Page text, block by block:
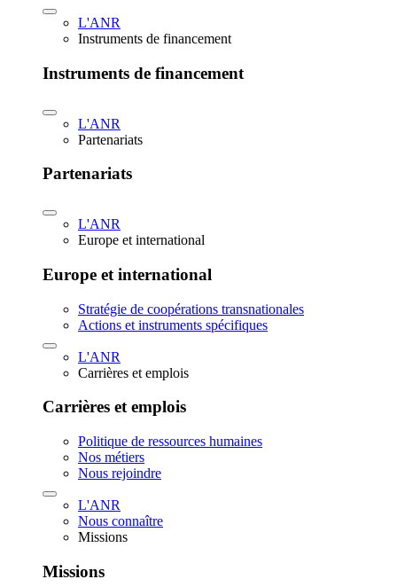
L'ANR
Instruments de financement
Instruments de financement
L'ANR
Partenariats
Partenariats
L'ANR
Europe et international
Europe et international
Stratégie de coopérations transnationales
Actions et instruments spécifiques
L'ANR
Carrières et emplois
Carrières et emplois
Politique de ressources humaines
Nos métiers
Nous rejoindre
L'ANR
Nous connaître
Missions
Missions